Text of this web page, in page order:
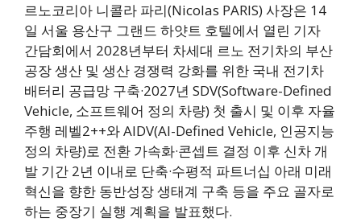
르노코리아 니콜라 파리(Nicolas PARIS) 사장은 14
일 서울 용산구 그랜드 하얏트 호텔에서 열린 기자
간담회에서 2028년부터 차세대 르노 전기차의 부산
공장 생산 및 생산 경쟁력 강화를 위한 국내 전기차
배터리 공급망 구축·2027년 SDV(Software-Defined
Vehicle, 소프트웨어 정의 차량) 첫 출시 및 이후 자율
주행 레벨2++와 AIDV(AI-Defined Vehicle, 인공지능
정의 차량)로 전환 가속화·콘셉트 결정 이후 신차 개
발 기간 2년 이내로 단축·수평적 파트너십 아래 미래
혁신을 향한 동반성장 생태계 구축 등을 주요 골자로
하는 중장기 실행 계획을 발표했다.